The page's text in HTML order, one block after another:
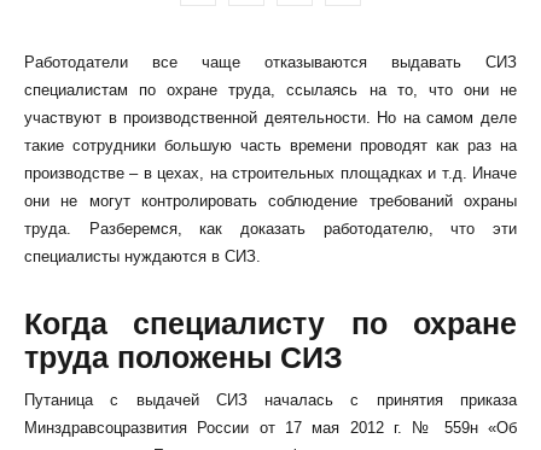
Мы в социальных сетях
УСЛОВИЯ ИСПОЛЬЗОВАНИЯ ФАЙЛОВ COOKIE
Работодатели все чаще отказываются выдавать СИЗ
специалистам по охране труда, ссылаясь на то, что они не
участвуют в производственной деятельности. Но на самом деле
такие сотрудники большую часть времени проводят как раз на
производстве – в цехах, на строительных площадках и т.д. Иначе
они не могут контролировать соблюдение требований охраны
труда. Разберемся, как доказать работодателю, что эти
специалисты нуждаются в СИЗ.
Когда специалисту по охране
труда положены СИЗ
Путаница с выдачей СИЗ началась с принятия приказа
Минздравсоцразвития России от 17 мая 2012 г. № 559н «Об